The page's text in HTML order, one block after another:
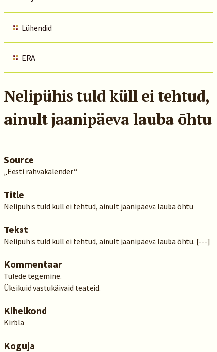
Lühendid
ERA
Nelipühis tuld küll ei tehtud,
ainult jaanipäeva lauba õhtu
Source
„Eesti rahvakalender“
Title
Nelipühis tuld küll ei tehtud, ainult jaanipäeva lauba õhtu
Tekst
Nelipühis tuld küll ei tehtud, ainult jaanipäeva lauba õhtu. [---]
Kommentaar
Tulede tegemine.
Üksikuid vastukäivaid teateid.
Kihelkond
Kirbla
Koguja